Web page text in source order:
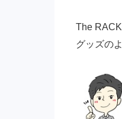
The
グッズの